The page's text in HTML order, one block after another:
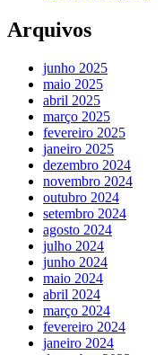
Arquivos
junho 2025
maio 2025
abril 2025
março 2025
fevereiro 2025
janeiro 2025
dezembro 2024
novembro 2024
outubro 2024
setembro 2024
agosto 2024
julho 2024
junho 2024
maio 2024
abril 2024
março 2024
fevereiro 2024
janeiro 2024